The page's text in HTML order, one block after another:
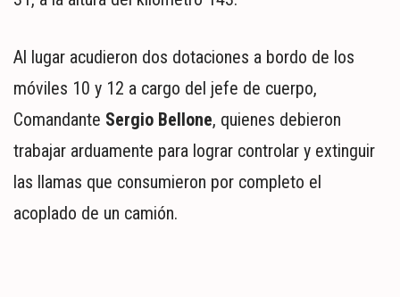
POLICIALES
ESPECTÁCULOS
NACIONALES
SALUD
Al lugar acudieron dos dotaciones a bordo de los
móviles 10 y 12 a cargo del jefe de cuerpo,
Comandante Sergio Bellone, quienes debieron
trabajar arduamente para lograr controlar y extinguir
las llamas que consumieron por completo el
acoplado de un camión.